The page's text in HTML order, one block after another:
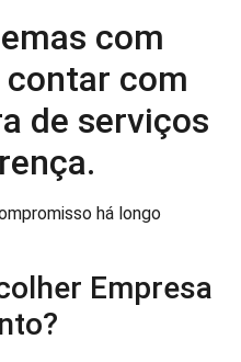
com
com
de serviços
há longo
Empresa